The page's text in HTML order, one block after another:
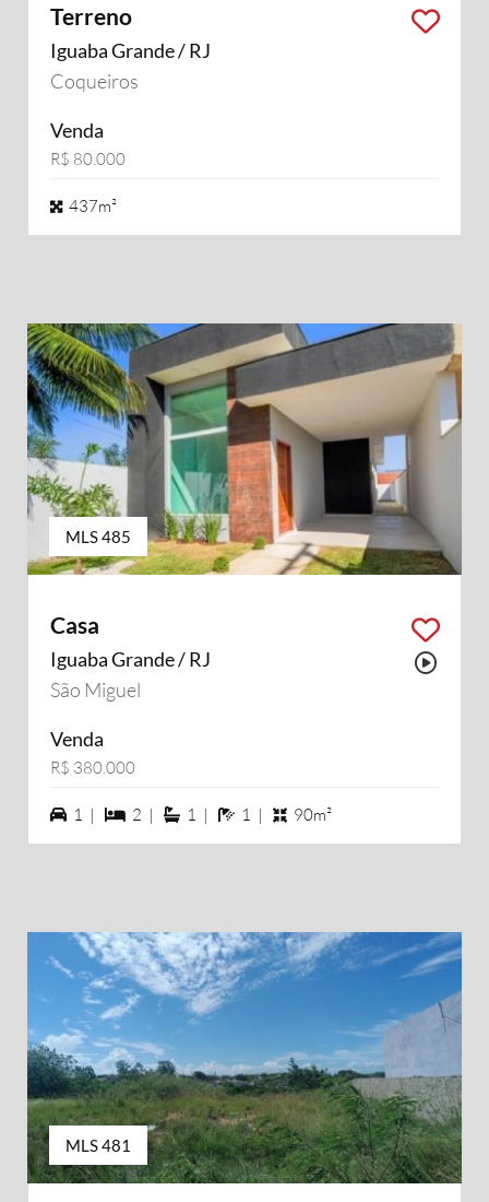
Terreno
Iguaba Grande / RJ
Coqueiros
Venda
R$ 80.000
437m²
MLS 485
Casa
Iguaba Grande / RJ
São Miguel
Venda
R$ 380.000
1 vagas na garagem
1 | 2 dormiórios
2 | 1 suítes
1 | 1 banheiros
1 | 90m²
MLS 481